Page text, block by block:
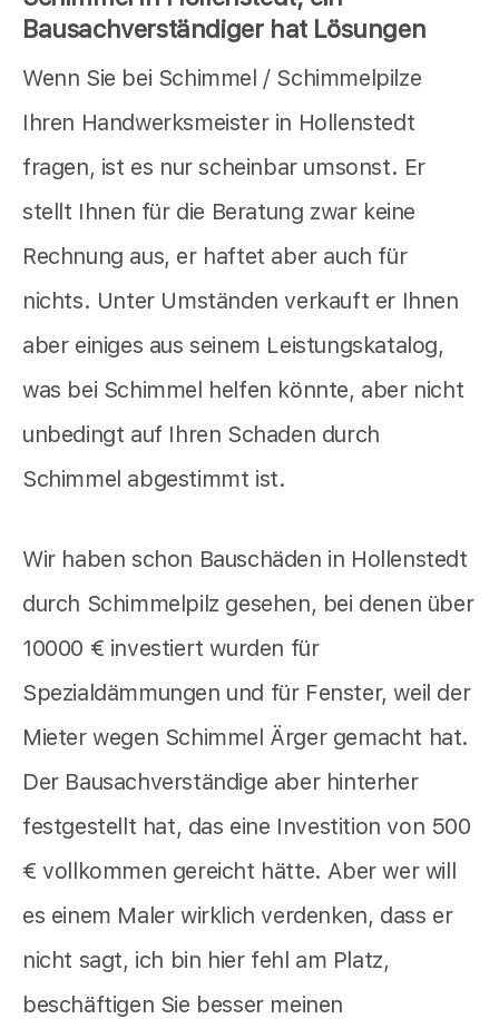
Bausachverständiger hat Lösungen
Wenn Sie bei Schimmel / Schimmelpilze
Ihren Handwerksmeister in Hollenstedt
fragen, ist es nur scheinbar umsonst. Er
stellt Ihnen für die Beratung zwar keine
Rechnung aus, er haftet aber auch für
nichts. Unter Umständen verkauft er Ihnen
aber einiges aus seinem Leistungskatalog,
was bei Schimmel helfen könnte, aber nicht
unbedingt auf Ihren Schaden durch
Schimmel abgestimmt ist.
Wir haben schon Bauschäden in Hollenstedt
durch Schimmelpilz gesehen, bei denen über
10000 € investiert wurden für
Spezialdämmungen und für Fenster, weil der
Mieter wegen Schimmel Ärger gemacht hat.
Der Bausachverständige aber hinterher
festgestellt hat, das eine Investition von 500
€ vollkommen gereicht hätte. Aber wer will
es einem Maler wirklich verdenken, dass er
nicht sagt, ich bin hier fehl am Platz,
beschäftigen Sie besser meinen